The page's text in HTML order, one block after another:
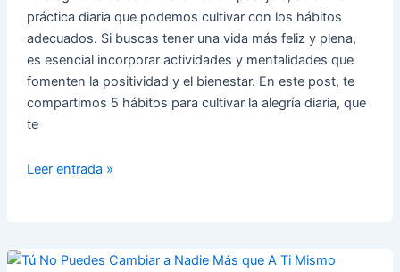
vida
en
común
práctica diaria que podemos cultivar con los hábitos
adecuados. Si buscas tener una vida más feliz y plena,
es esencial incorporar actividades y mentalidades que
fomenten la positividad y el bienestar. En este post, te
compartimos 5 hábitos para cultivar la alegría diaria, que
te
Cómo
Diaria:
Leer entrada »